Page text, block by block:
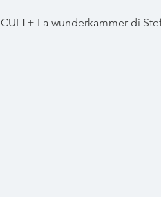
CULT+ La wunderkammer di